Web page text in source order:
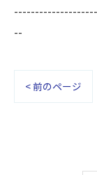
--
< 前のページ